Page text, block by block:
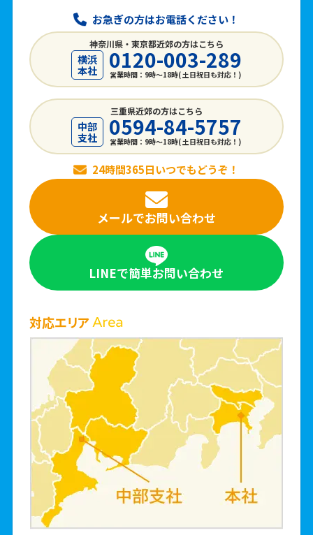
お急ぎの方はお電話ください！
神奈川県・東京都近郊の方はこちら
横浜
本社
0120-003-289
営業時間：9時〜18時( 土日祝日も対応！)
三重県近郊の方はこちら
中部
支社
0594-84-5757
営業時間：9時〜18時( 土日祝日も対応！)
24時間365日いつでもどうぞ！
メールでお問い合わせ
LINEで簡単お問い合わせ
対応エリア